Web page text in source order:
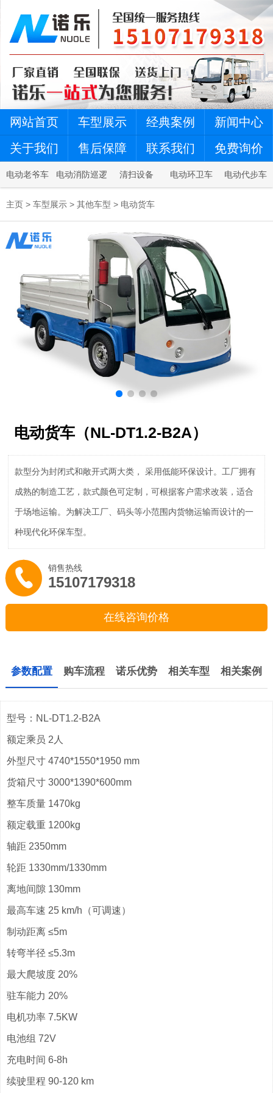
网站首页 车型展示 经典案例
新闻中心
关于我们
售后保障 联系我们 免费询价
电动老爷车 电动消防巡逻
车
清扫设备 电动环卫车 电动代步车
主页 > 车型展示 > 其他车型 > 电动货车
电动货车（NL-DT1.2-B2A）
款型分为封闭式和敞开式两大类， 采用低能环保设计。工厂拥有
成熟的制造工艺，款式颜色可定制，可根据客户需求改装，适合
于场地运输。为解决工厂、码头等小范围内货物运输而设计的一
种现代化环保车型。
销售热线
15107179318
在线咨询价格
参数配置 购车流程 诺乐优势 相关车型 相关案例
型号：NL-DT1.2-B2A
额定乘员 2人
外型尺寸 4740*1550*1950 mm
货箱尺寸 3000*1390*600mm
整车质量 1470kg
额定载重 1200kg
轴距 2350mm
轮距 1330mm/1330mm
离地间隙 130mm
最高车速 25 km/h（可调速）
制动距离 ≤5m
转弯半径 ≤5.3m
最大爬坡度 20%
驻车能力 20%
电机功率 7.5KW
电池组 72V
充电时间 6-8h
续驶里程 90-120 km